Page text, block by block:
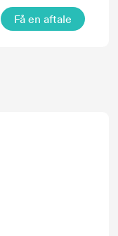
Få en aftale